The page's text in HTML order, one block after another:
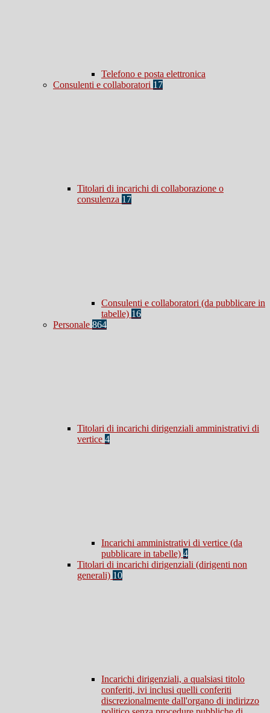
Telefono e posta elettronica
Consulenti e collaboratori 17
Titolari di incarichi di collaborazione o
consulenza 17
Consulenti e collaboratori (da pubblicare in
tabelle) 16
Personale 864
Titolari di incarichi dirigenziali amministrativi di
vertice 4
Incarichi amministrativi di vertice (da
pubblicare in tabelle) 4
Titolari di incarichi dirigenziali (dirigenti non
generali) 10
Incarichi dirigenziali, a qualsiasi titolo
conferiti, ivi inclusi quelli conferiti
discrezionalmente dall'organo di indirizzo